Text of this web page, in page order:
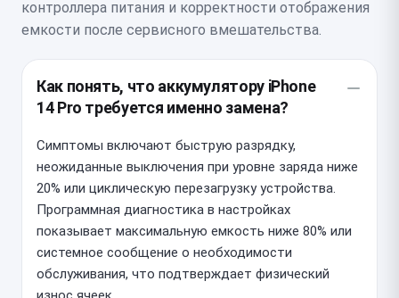
контроллера питания и корректности отображения
емкости после сервисного вмешательства.
Как понять, что аккумулятору iPhone
14 Pro требуется именно замена?
Симптомы включают быструю разрядку,
неожиданные выключения при уровне заряда ниже
20% или циклическую перезагрузку устройства.
Программная диагностика в настройках
показывает максимальную емкость ниже 80% или
системное сообщение о необходимости
обслуживания, что подтверждает физический